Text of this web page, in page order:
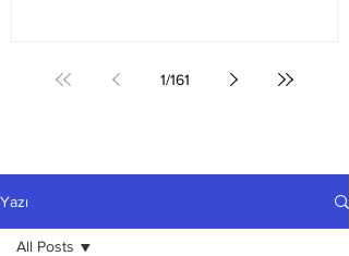
1/161
Yazı
All Posts